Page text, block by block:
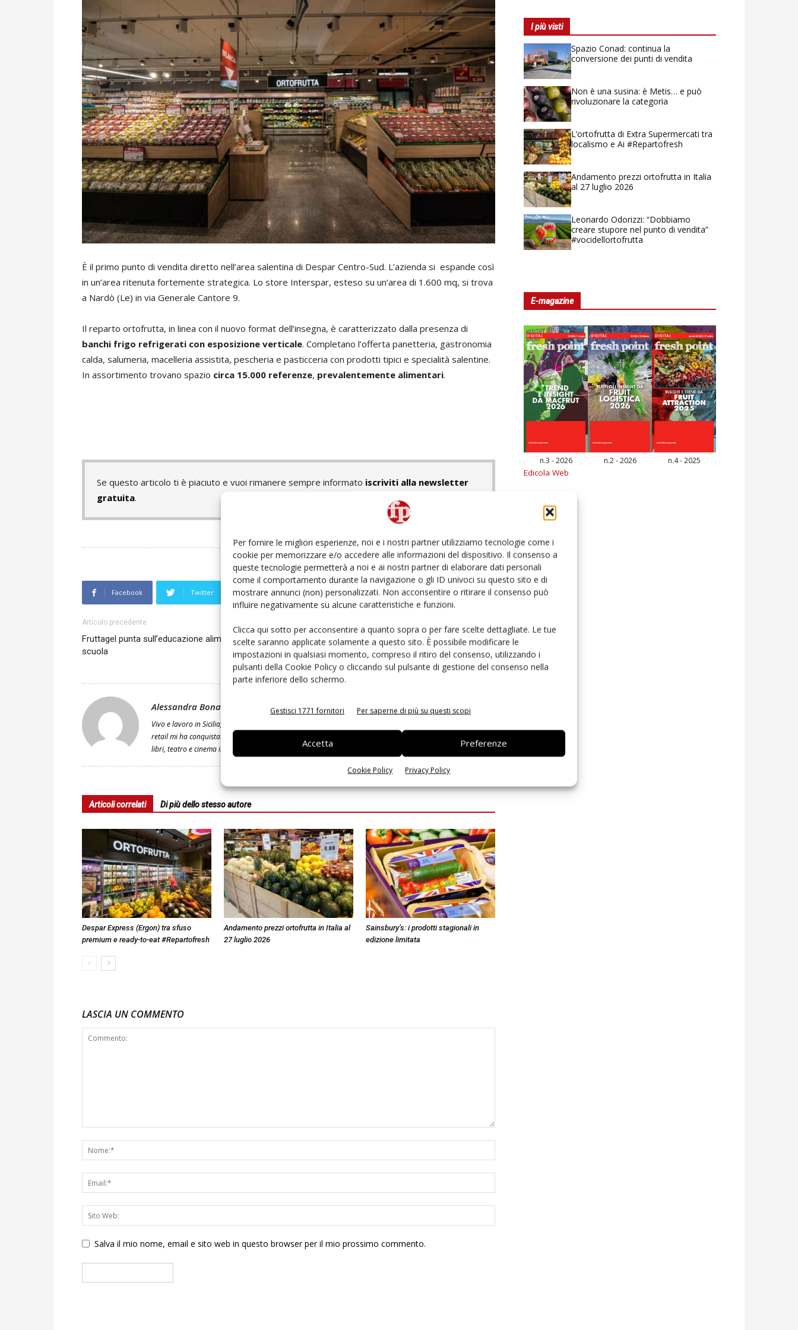
Per fornire le migliori esperienze, noi e i nostri partner utilizziamo tecnologie come i
cookie per memorizzare e/o accedere alle informazioni del dispositivo. Il consenso a
queste tecnologie permetterà a noi e ai nostri partner di elaborare dati personali
come il comportamento durante la navigazione o gli ID univoci su questo sito e di
mostrare annunci (non) personalizzati. Non acconsentire o ritirare il consenso può
influire negativamente su alcune caratteristiche e funzioni.
Clicca qui sotto per acconsentire a quanto sopra o per fare scelte dettagliate. Le tue
scelte saranno applicate solamente a questo sito. È possibile modificare le
impostazioni in qualsiasi momento, compreso il ritiro del consenso, utilizzando i
pulsanti della Cookie Policy o cliccando sul pulsante di gestione del consenso nella
parte inferiore dello schermo.
Gestisci 1771 fornitori Per saperne di più su questi scopi
Accetta Preferenze
Cookie Policy Privacy Policy
È il primo punto di vendita diretto nell’area salentina di Despar Centro-Sud. L’azienda si espande così
in un’area ritenuta fortemente strategica. Lo store Interspar, esteso su un’area di 1.600 mq, si trova
a Nardò (Le) in via Generale Cantore 9.
Il reparto ortofrutta, in linea con il nuovo format dell’insegna, è caratterizzato dalla presenza di
banchi frigo refrigerati con esposizione verticale. Completano l’offerta panetteria, gastronomia
calda, salumeria, macelleria assistita, pescheria e pasticceria con prodotti tipici e specialità salentine.
In assortimento trovano spazio circa 15.000 referenze, prevalentemente alimentari.
Se questo articolo ti è piaciuto e vuoi rimanere sempre informato iscriviti alla newsletter
gratuita.
Facebook Twitter Linkedin Pinterest Email
Articolo precedente
Fruttagel punta sull’educazione alimentare a
scuola
I like di Facebook per vincere la finale Cinefrutta
a Giffoni
Alessandra Bonaccorsi
Vivo e lavoro in Sicilia, terra di spiazzanti contrasti e di straordinarie virtù. La cronaca mi ha battezzato, il
retail mi ha conquistato. Seguo l’evoluzione e lo sviluppo delle insegne food e non food sul territorio. Amo
libri, teatro e cinema in egual misura. E scrivo per lavoro e per passione.
Articoli correlati Di più dello stesso autore
Despar Express (Ergon) tra sfuso
premium e ready-to-eat #Repartofresh
Andamento prezzi ortofrutta in Italia al
27 luglio 2026
Sainsbury’s: i prodotti stagionali in
edizione limitata
LASCIA UN COMMENTO
Salva il mio nome, email e sito web in questo browser per il mio prossimo commento.
I più visti
Spazio Conad: continua la
conversione dei punti di vendita
Non è una susina: è Metis… e può
rivoluzionare la categoria
L’ortofrutta di Extra Supermercati tra
localismo e Ai #Repartofresh
Andamento prezzi ortofrutta in Italia
al 27 luglio 2026
Leonardo Odorizzi: “Dobbiamo
creare stupore nel punto di vendita”
#vocidellortofrutta
E-magazine
n.3 - 2026 n.2 - 2026 n.4 - 2025
Edicola Web